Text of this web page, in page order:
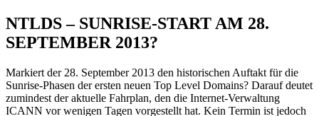
NTLDS – SUNRISE-START AM 28.
SEPTEMBER 2013?
Markiert der 28. September 2013 den historischen Auftakt für die
Sunrise-Phasen der ersten neuen Top Level Domains? Darauf deutet
zumindest der aktuelle Fahrplan, den die Internet-Verwaltung
ICANN vor wenigen Tagen vorgestellt hat. Kein Termin ist jedoch